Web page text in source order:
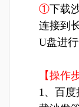
①下载
连接到
U盘进
【操作
1、百